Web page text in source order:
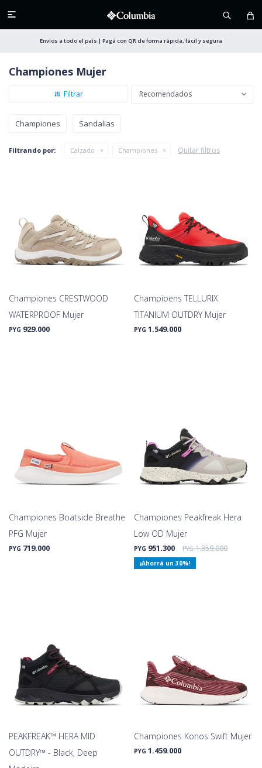

Envíos a todo el país | Pagá con QR de forma rápida, fácil y segura
Championes Mujer
Recomendados
Championes Sandalias
Filtrando por: Calzado Championes Quitar filtros
Championes CRESTWOOD
WATERPROOF Mujer
PYG 929.000
Champioens TELLURIX
TITANIUM OUTDRY Mujer
PYG 1.549.000
Championes Boatside Breathe
PFG Mujer
PYG 719.000
Championes Peakfreak Hera
Low OD Mujer
PYG 951.300 PYG 1.359.000
30
PEAKFREAK™ HERA MID
OUTDRY™ - Black, Deep
Championes Konos Swift Mujer
PYG 1.459.000